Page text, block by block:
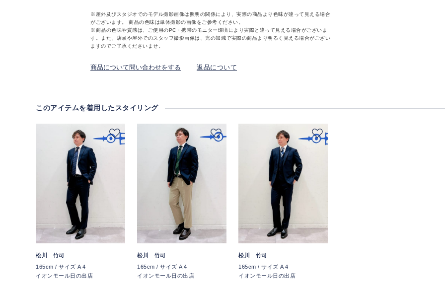
※屋外及びスタジオでのモデル撮影画像は照明の関係により、実際の商品より色味が違って見える場合
がございます。 商品の色味は単体撮影の画像をご参考ください。
※商品の色味や質感は、ご使用のPC・携帯のモニター環境により実際と違って見える場合がございま
す。また、店頭や屋外でのスタッフ撮影画像は、光の加減で実際の商品より明るく見える場合がござい
ますのでご了承くださいませ。
商品について問い合わせをする 返品について
このアイテムを着用したスタイリング
松川 竹司
165cm / サイズ A 4
イオンモール日の出店
松川 竹司
165cm / サイズ A 4
イオンモール日の出店
松川 竹司
165cm / サイズ A 4
イオンモール日の出店